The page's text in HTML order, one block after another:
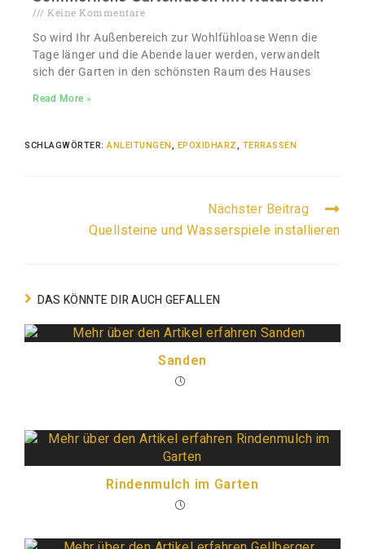
Keine Kommentare
So wird Ihr Außenbereich zur Wohlfühloase Wenn die
Tage länger und die Abende lauer werden, verwandelt
sich der Garten in den schönsten Raum des Hauses
Read More »
SCHLAGWÖRTER:ANLEITUNGEN, EPOXIDHARZ, TERRASSEN
Nächster Beitrag
Quellsteine und Wasserspiele installieren
DAS KÖNNTE DIR AUCH GEFALLEN
Sanden
Rindenmulch im Garten